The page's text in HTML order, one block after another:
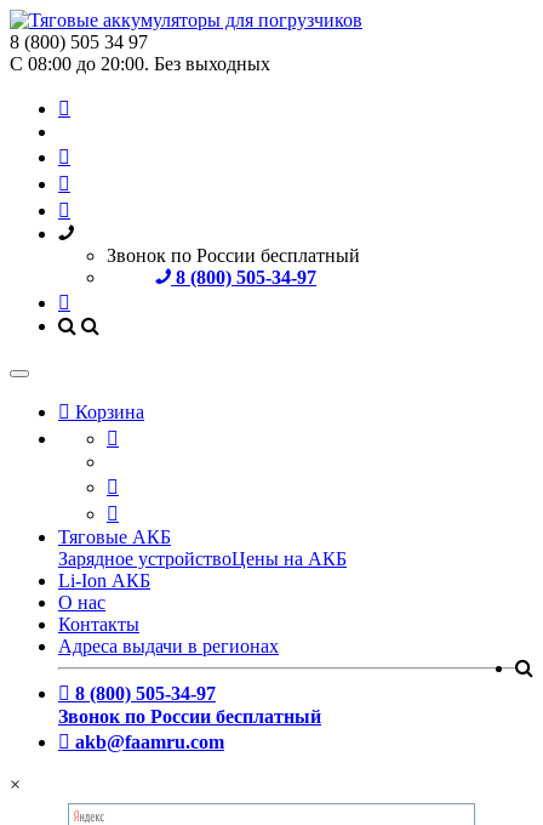
8 (800) 505 34 97
С 08:00 до 20:00. Без выходных
Звонок по России бесплатный
8 (800) 505-34-97
Корзина
Тяговые АКБ
Зарядное устройствоЦены на АКБ
Li-Ion АКБ
О нас
Контакты
Адреса выдачи в регионах
8 (800) 505-34-97
Звонок по России бесплатный
akb@faamru.com
×